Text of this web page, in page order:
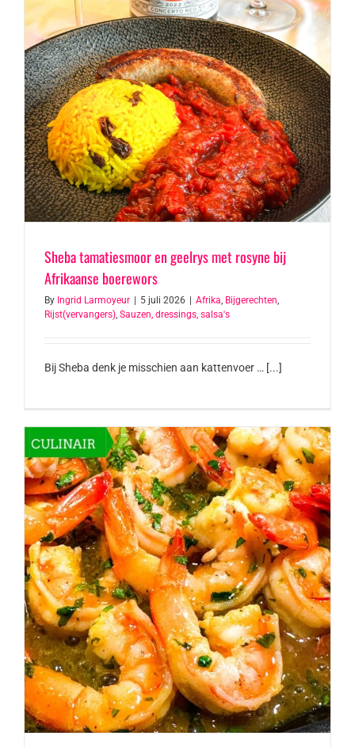
Sheba tamatiesmoor en geelrys met rosyne bij
Afrikaanse boerewors
By Ingrid Larmoyeur 5 juli 2026 Afrika, Bijgerechten,
Rijst(vervangers), Sauzen, dressings, salsa's
Bij Sheba denk je misschien aan kattenvoer … [...]